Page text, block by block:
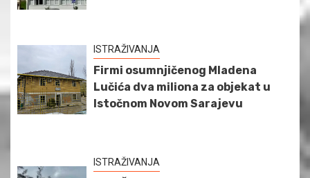
ISTRAŽIVANJA
Firmi osumnjičenog Mladena
Lučića dva miliona za objekat u
Istočnom Novom Sarajevu
ISTRAŽIVANJA